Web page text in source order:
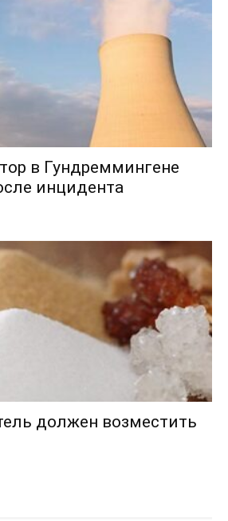
в Гундреммингене
инцидента
должен возместить